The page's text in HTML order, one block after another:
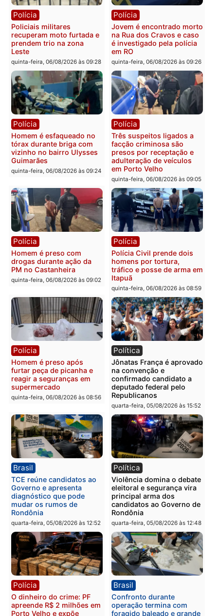
sexta-feira, 07/08/2026 às
Polícia
Tragédia na BR-364:
colisão entre caminhão e
carro deixa quatro mortos
em Porto Velho
quinta-feira, 06/08/2026 às 20:51
Política
Ministro Dias Tofolli , do
TSE, determina
e processamento da
que pode levar à perda
mandato da prefeita de
Pimenta Bueno
quinta-feira, 06/08/2026 às
Polícia
Policiais militares
recuperam moto furtada e
prendem trio na zona
Leste
quinta-feira, 06/08/2026 às 09:28
Polícia
Jovem é encontrado
na Rua dos Cravos e
é investigado pela
em RO
quinta-feira, 06/08/2026 às
Polícia
Homem é esfaqueado no
tórax durante briga com
vizinho no bairro Ulysses
Guimarães
quinta-feira, 06/08/2026 às 09:24
Polícia
Três suspeitos ligados a
facção criminosa são
presos por receptação e
adulteração de veículos
em Porto Velho
quinta-feira, 06/08/2026 às
Polícia
Homem é preso com
drogas durante ação da
PM no Castanheira
quinta-feira, 06/08/2026 às 09:02
Polícia
Polícia Civil prende dois
homens por tortura,
tráfico e posse de arma
Itapuã
quinta-feira, 06/08/2026 às
Polícia
Homem é preso após
furtar peça de picanha e
Política
Jônatas França é
na convenção e